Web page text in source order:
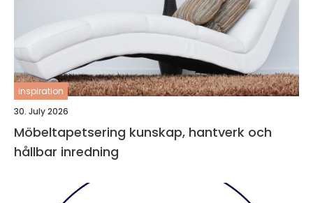
inspiration
30. July 2026
Möbeltapetsering kunskap, hantverk och
hållbar inredning